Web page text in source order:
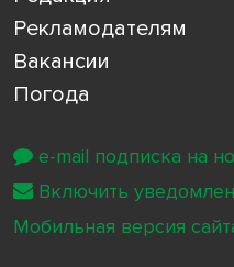
Рекламодателям
Вакансии
Погода
e-mail подписка на
Включить
Мобильная версия